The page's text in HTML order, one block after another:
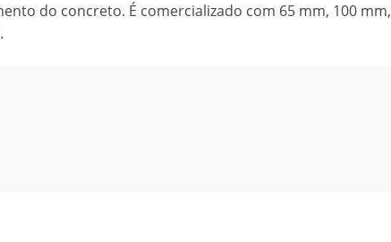
do concreto. É comercializado com 65 mm, 100